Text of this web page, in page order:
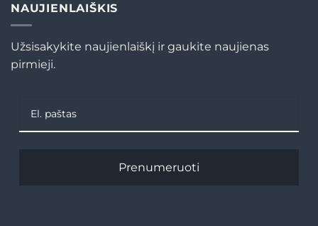
NAUJIENLAIŠKIS
Užsisakykite naujienlaiškį ir gaukite naujienas
pirmieji.
Prenumeruoti